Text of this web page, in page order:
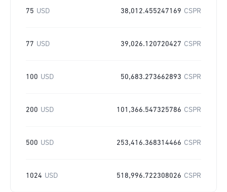
75 USD 38,012.455247169 CSPR
77 USD 39,026.120720427 CSPR
100 USD 50,683.273662893 CSPR
200 USD 101,366.547325786 CSPR
500 USD 253,416.368314466 CSPR
1024 USD 518,996.722308026 CSPR